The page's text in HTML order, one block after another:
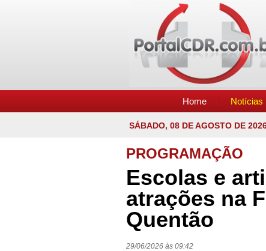
Home Notícias
SÁBADO, 08 DE AGOSTO DE
PROGRAMAÇÃO
Escolas e
atrações na
Quentão
29/06/2026 às 09:42